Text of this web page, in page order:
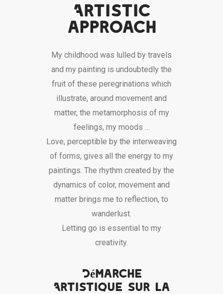
Artistic
approach
My childhood was lulled by travels
and my painting is undoubtedly the
fruit of these peregrinations which
illustrate, around movement and
matter, the metamorphosis of my
feelings, my moods …
Love, perceptible by the interweaving
of forms, gives all the energy to my
paintings. The rhythm created by the
dynamics of color, movement and
matter brings me to reflection, to
wanderlust.
Letting go is essential to my
creativity.
Démarche
Artistique sur la